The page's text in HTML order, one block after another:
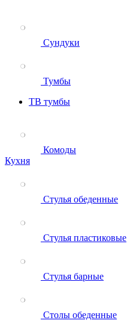
Сундуки
Тумбы
ТВ тумбы
Комоды
Кухня
Стулья обеденные
Стулья пластиковые
Стулья барные
Столы обеденные